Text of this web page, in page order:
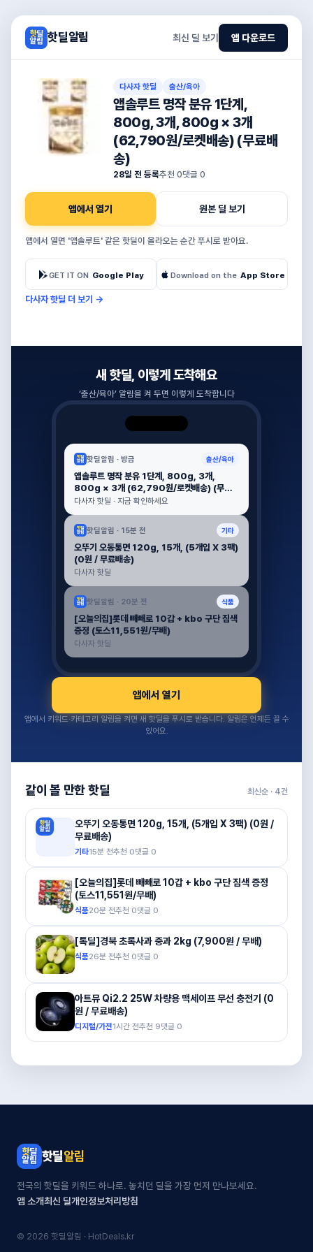
핫딜알림 최신 딜 보기 앱 다운로드
다사자 핫딜 출산/육아
앱솔루트 명작 분유 1단계,
800g, 3개, 800g × 3개
(62,790원/로켓배송) (무료배
송)
28일 전 등록추천 0댓글 0
앱에서 열기 원본 딜 보기
앱에서 열면 '앱솔루트' 같은 핫딜이 올라오는 순간 푸시로 받아요.
GET IT ON Google Play Download on the App Store
다사자 핫딜 더 보기 →
새 핫딜, 이렇게 도착해요
‘출산/육아’ 알림을 켜 두면 이렇게 도착합니다
핫딜알림 · 방금 출산/육아
앱솔루트 명작 분유 1단계, 800g, 3개,
800g × 3개 (62,790원/로켓배송) (무료
배송)
다사자 핫딜 · 지금 확인하세요
핫딜알림 · 15분 전 기타
오뚜기 오동통면 120g, 15개, (5개입 X 3팩)
(0원 / 무료배송)
다사자 핫딜
핫딜알림 · 20분 전 식품
[오늘의집]롯데 빼빼로 10갑 + kbo 구단 짐색
증정 (토스11,551원/무배)
다사자 핫딜
앱에서 열기
앱에서 키워드·카테고리 알림을 켜면 새 핫딜을 푸시로 받습니다. 알림은 언제든 끌 수
있어요.
같이 볼 만한 핫딜 최신순 · 4건
오뚜기 오동통면 120g, 15개, (5개입 X 3팩) (0원 /
무료배송)
기타15분 전추천 0댓글 0
[오늘의집]롯데 빼빼로 10갑 + kbo 구단 짐색 증정
(토스11,551원/무배)
식품20분 전추천 0댓글 0
[톡딜]경북 초록사과 중과 2kg (7,900원 / 무배)
식품26분 전추천 0댓글 0
아트뮤 Qi2.2 25W 차량용 맥세이프 무선 충전기 (0
원 / 무료배송)
디지털/가전1시간 전추천 9댓글 0
핫딜알림
전국의 핫딜을 키워드 하나로. 놓치던 딜을 가장 먼저 만나보세요.
앱 소개최신 딜개인정보처리방침
© 2026 핫딜알림 · HotDeals.kr